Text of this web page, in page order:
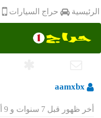
الرئيسية حراج السيارات
aamxbx
أخر ظهور قبل 7 سنوات و 9 أشهر